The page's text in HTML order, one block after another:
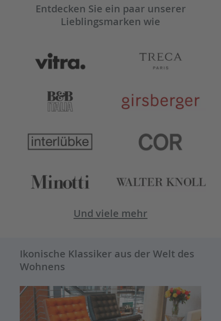
Entdecken Sie ein paar unserer
Lieblingsmarken wie
Und viele mehr
Ikonische Klassiker aus der Welt des
Wohnens